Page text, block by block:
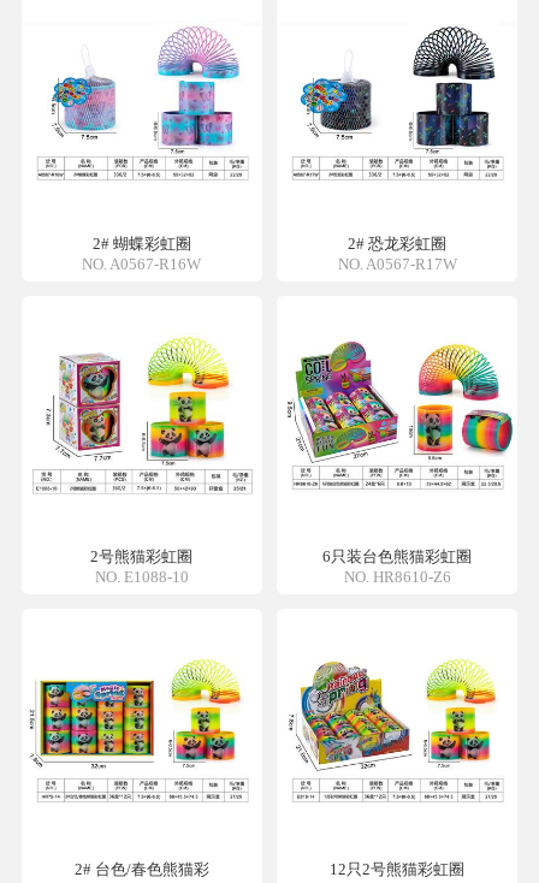
2# 蝴蝶彩虹圈
NO. A0567-R16W
2# 恐龙彩虹圈
NO. A0567-R17W
2号熊猫彩虹圈
NO. E1088-10
6只装台色熊猫彩虹圈
NO. HR8610-Z6
2# 台色/春色熊猫彩
12只2号熊猫彩虹圈